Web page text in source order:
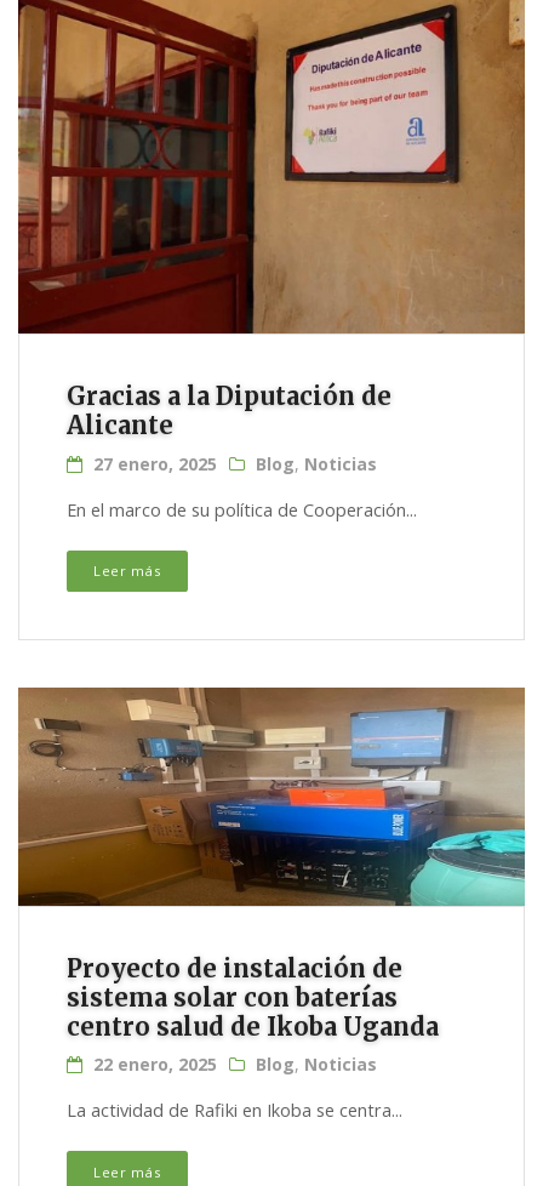
Gracias a la Diputación de
Alicante
27 enero, 2025 Blog, Noticias
En el marco de su política de Cooperación...
Leer más
Proyecto de instalación de
sistema solar con baterías
centro salud de Ikoba Uganda
22 enero, 2025 Blog, Noticias
La actividad de Rafiki en Ikoba se centra...
Leer más